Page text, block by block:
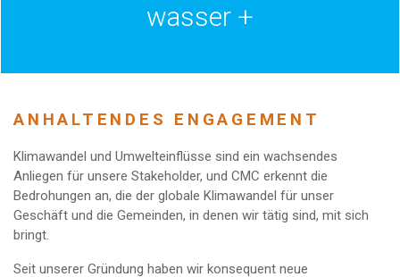
wasser
ANHALTENDES ENGAGEMENT
Klimawandel und Umwelteinflüsse sind ein wachsendes
Anliegen für unsere Stakeholder, und CMC erkennt die
Bedrohungen an, die der globale Klimawandel für unser
Geschäft und die Gemeinden, in denen wir tätig sind, mit sich
bringt.
Seit unserer Gründung haben wir konsequent neue